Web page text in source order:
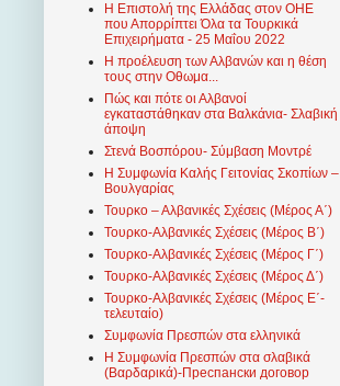
Η Επιστολή της Ελλάδας στον ΟΗΕ
που Απορρίπτει Όλα τα Τουρκικά
Επιχειρήματα - 25 Μαΐου 2022
Η προέλευση των Αλβανών και η θέση
τους στην Οθωμα...
Πώς και πότε οι Αλβανοί
εγκαταστάθηκαν στα Βαλκάνια- Σλαβική
άποψη
Στενά Βοσπόρου- Σύμβαση Μοντρέ
Η Συμφωνία Καλής Γειτονίας Σκοπίων –
Βουλγαρίας
Τουρκο – Αλβανικές Σχέσεις (Mέρος Α΄)
Τουρκο-Αλβανικές Σχέσεις (Μέρος Β΄)
Τουρκο-Αλβανικές Σχέσεις (Μέρος Γ΄)
Τουρκο-Αλβανικές Σχέσεις (Μέρος Δ΄)
Τουρκο-Αλβανικές Σχέσεις (Μέρος Ε΄-
τελευταίο)
Συμφωνία Πρεσπών στα ελληνικά
Η Συμφωνία Πρεσπών στα σλαβικά
(Βαρδαρικά)-Преспански договор